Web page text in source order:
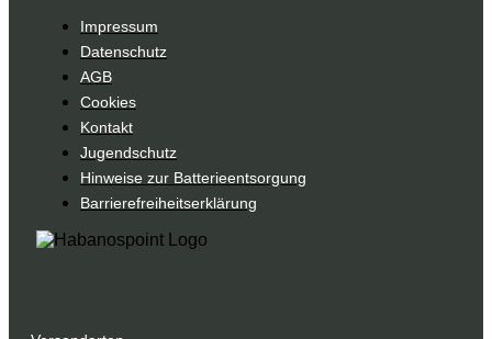
Impressum
Datenschutz
AGB
Cookies
Kontakt
Jugendschutz
Hinweise zur Batterieentsorgung
Barrierefreiheitserklärung